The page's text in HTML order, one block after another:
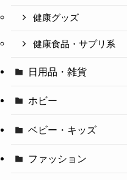
健康グッズ
健康食品・サプリ系
日用品・雑貨
ホビー
ベビー・キッズ
ファッション